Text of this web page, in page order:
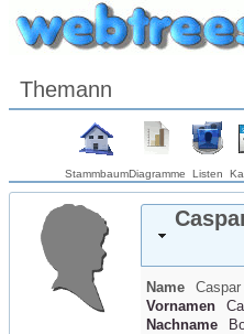
Themann
StammbaumDiagramme Listen
Name
Vornamen
Nachname